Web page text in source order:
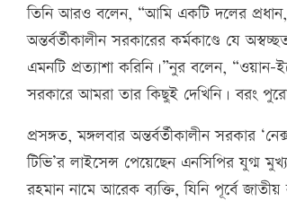
তিনি আরও বলেন, “আমি একটি দলের
অন্তর্বর্তীকালীন সরকারের কর্মকাণ্ডে যে
এমনটি প্রত্যাশা করিনি।”নুর বলেন,
সরকারে আমরা তার কিছুই দেখিনি। বরং
প্রসঙ্গত, মঙ্গলবার অন্তর্বর্তীকালীন সরকার
টিভি’র লাইসেন্স পেয়েছেন এনসিপির যুগ্ম
রহমান নামে আরেক ব্যক্তি, যিনি পূর্বে